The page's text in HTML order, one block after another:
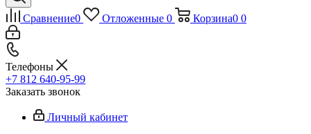
Сравнение0 Отложенные 0 Корзина0 0
Телефоны
+7 812 640-95-99
Заказать звонок
Личный кабинет